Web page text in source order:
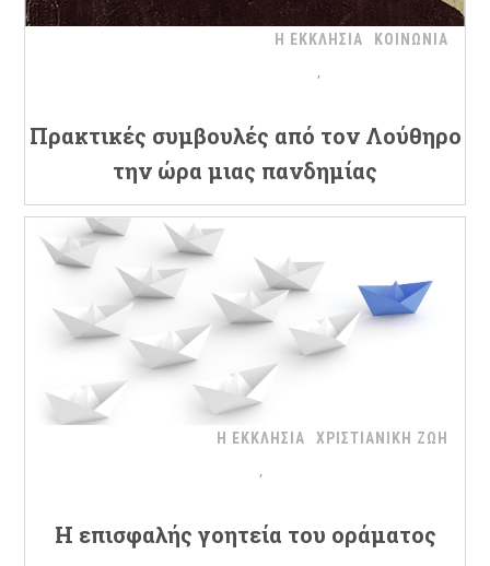
Η ΕΚΚΛΗΣΙΑ ΚΟΙΝΩΝΙΑ
Πρακτικές συμβουλές από τον Λούθηρο
την ώρα μιας πανδημίας
Η ΕΚΚΛΗΣΙΑ ΧΡΙΣΤΙΑΝΙΚΗ ΖΩΗ
Η επισφαλής γοητεία του οράματος